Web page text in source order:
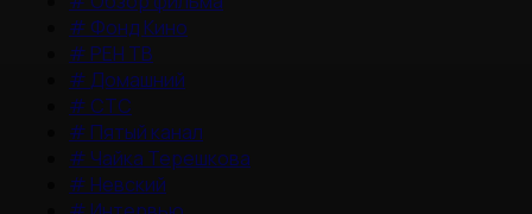
# Фонд Кино
# РЕН ТВ
# Домашний
# СТС
# Пятый канал
# Чайка Терешкова
# Невский